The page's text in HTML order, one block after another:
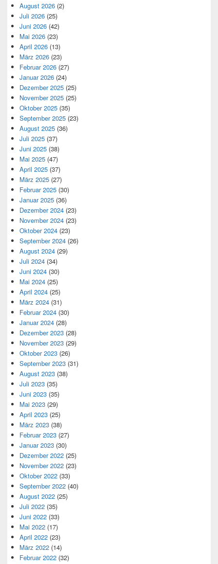
August 2026 (2)
Juli 2026 (25)
Juni 2026 (42)
Mai 2026 (23)
April 2026 (13)
März 2026 (23)
Februar 2026 (27)
Januar 2026 (24)
Dezember 2025 (25)
November 2025 (25)
Oktober 2025 (35)
September 2025 (23)
August 2025 (36)
Juli 2025 (37)
Juni 2025 (38)
Mai 2025 (47)
April 2025 (37)
März 2025 (27)
Februar 2025 (30)
Januar 2025 (36)
Dezember 2024 (23)
November 2024 (23)
Oktober 2024 (23)
September 2024 (26)
August 2024 (29)
Juli 2024 (34)
Juni 2024 (30)
Mai 2024 (25)
April 2024 (25)
März 2024 (31)
Februar 2024 (30)
Januar 2024 (28)
Dezember 2023 (28)
November 2023 (29)
Oktober 2023 (26)
September 2023 (31)
August 2023 (38)
Juli 2023 (35)
Juni 2023 (35)
Mai 2023 (29)
April 2023 (25)
März 2023 (38)
Februar 2023 (27)
Januar 2023 (30)
Dezember 2022 (25)
November 2022 (23)
Oktober 2022 (33)
September 2022 (40)
August 2022 (25)
Juli 2022 (35)
Juni 2022 (33)
Mai 2022 (17)
April 2022 (23)
März 2022 (14)
Februar 2022 (32)